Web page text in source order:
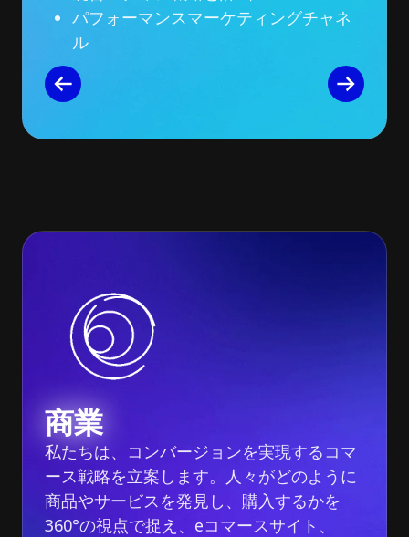
パフォーマンスマーケティングチャネ
ル
商業
私たちは、コンバージョンを実現するコマ
ース戦略を立案します。人々がどのように
商品やサービスを発見し、購入するかを
360°の視点で捉え、eコマースサイト、